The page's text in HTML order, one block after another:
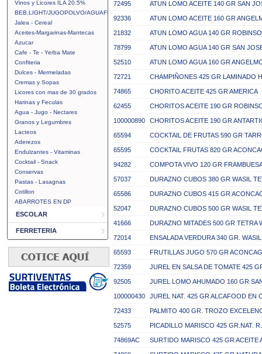
Vinos y Licores ILA 20.5%
BEB.LIGHT/JUGOPOLVO/AGUAFRUTAL
Jalea - Cereal
Aceites-Margarinas-Mantecas
Azucar
Cafe - Te - Yerba Mate
Confiteria
Dulces - Mermeladas
Cremas y Sopas
Licores con mas de 30 grados
Harinas y Feculas
Agua - Jugo - Nectares
Granos y Legumbres
Lacteos
Aderezos
Endulzantes - Vitaminas
Cocktail - Snack
Conservas
Pastas - Lasagnas
Cotillon
ABARROTES EN DP
ESCOLAR
FERRETERIA
72495 ATUN LOMO ACEITE 140 GR SAN
92336 ATUN LOMO ACEITE 160 GR
21832 ATUN LOMO AGUA 140 GR
78799 ATUN LOMO AGUA 140 GR SAN
52510 ATUN LOMO AGUA 160 GR
72721 CHAMPIÑONES 425 GR LAMINADO
74865 CHORITO ACEITE 425 GR AMERICA
62455 CHORITOS ACEITE 190 GR
100000890 CHORITOS ACEITE 190 GR
65594 COCKTAIL DE FRUTAS 590 GR
65595 COCKTAIL FRUTAS 820 GR
94282 COMPOTA VIVO 120 GR
57037 DURAZNO CUBOS 380 GR WASIL
65586 DURAZNO CUBOS 415 GR
52047 DURAZNO CUBOS 500 GR WASIL
41666 DURAZNO MITADES 500 GR TETRA
72014 ENSALADA VERDURA 340 GR.
65593 FRUTILLAS JUGO 570 GR
72359 JUREL EN SALSA DE TOMATE 425
92505 JUREL LOMO AHUMADO 160 GR
100000430 JUREL NAT. 425 GR ALCAFOOD EN
72433 PALMITO 400 GR. TROZO
52575 PICADILLO MARISCO 425 GR.NAT.
74869AC SURTIDO MARISCO 425 GR ACEITE